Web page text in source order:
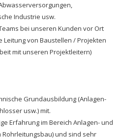
Industrie usw.
bei unseren Kunden vor Ort
Leitung von Baustellen / Projekten
mit unseren Projektleitern)
Grundausbildung (Anlagen-
usw.) mit.
Erfahrung im Bereich Anlagen- und
und sind sehr